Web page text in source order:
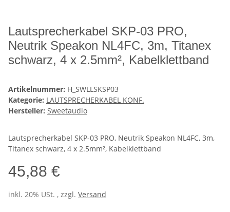
Lautsprecherkabel SKP-03 PRO,
Neutrik Speakon NL4FC, 3m, Titanex
schwarz, 4 x 2.5mm², Kabelklettband
Artikelnummer: H_SWLLSKSP03
Kategorie: LAUTSPRECHERKABEL KONF.
Hersteller: Sweetaudio
Lautsprecherkabel SKP-03 PRO, Neutrik Speakon NL4FC, 3m,
Titanex schwarz, 4 x 2.5mm², Kabelklettband
45,88 €
inkl. 20% USt. , zzgl. Versand